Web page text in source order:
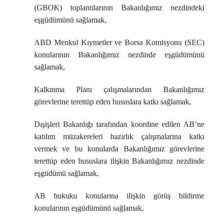
(GBOK) toplantılarının Bakanlığımız nezdindeki
eşgüdümünü sağlamak,
ABD Menkul Kıymetler ve Borsa Komisyonu (SEC)
konularının Bakanlığımız nezdinde eşgüdümünü
sağlamak,
Kalkınma Planı çalışmalarından Bakanlığımız
görevlerine terettüp eden hususlara katkı sağlamak,
Dışişleri Bakanlığı tarafından koordine edilen AB’ne
katılım müzakereleri hazırlık çalışmalarına katkı
vermek ve bu konularda Bakanlığımız görevlerine
terettüp eden hususlara ilişkin Bakanlığımız nezdinde
eşgüdümü sağlamak,
AB hukuku konularına ilişkin görüş bildirme
konularının eşgüdümünü sağlamak,